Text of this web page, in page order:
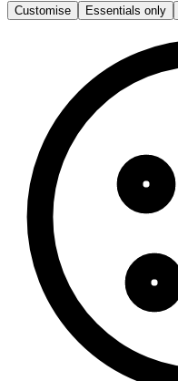
Customise Essentials only